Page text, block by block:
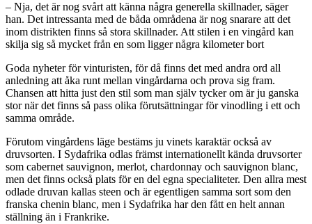
– Nja, det är nog svårt att känna några generella skillnader, säger
han. Det intressanta med de båda områdena är nog snarare att det
inom distrikten finns så stora skillnader. Att stilen i en vingård kan
skilja sig så mycket från en som ligger några kilometer bort
Goda nyheter för vinturisten, för då finns det med andra ord all
anledning att åka runt mellan vingårdarna och prova sig fram.
Chansen att hitta just den stil som man själv tycker om är ju ganska
stor när det finns så pass olika förutsättningar för vinodling i ett och
samma område.
Förutom vingårdens läge bestäms ju vinets karaktär också av
druvsorten. I Sydafrika odlas främst internationellt kända druvsorter
som cabernet sauvignon, merlot, chardonnay och sauvignon blanc,
men det finns också plats för en del egna specialiteter. Den allra mest
odlade druvan kallas steen och är egentligen samma sort som den
franska chenin blanc, men i Sydafrika har den fått en helt annan
ställning än i Frankrike.